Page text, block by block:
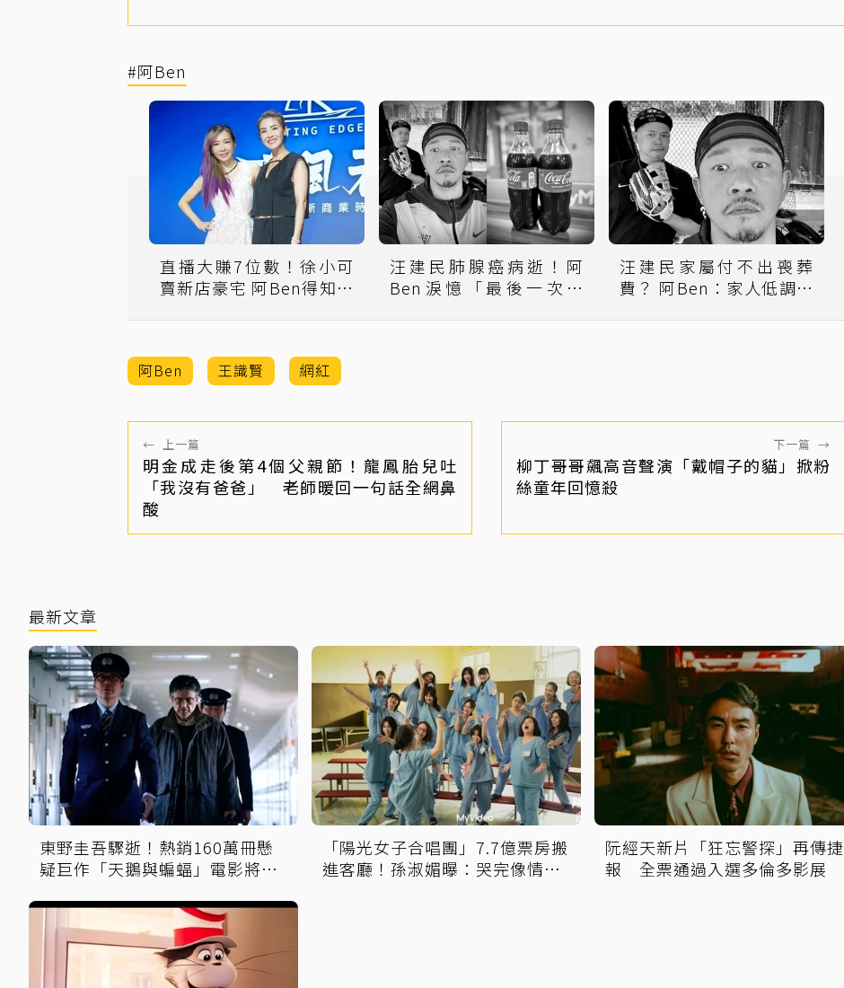
#阿Ben
直播大賺7位數！徐小可
賣新店豪宅 阿Ben得知售
汪建民肺腺癌病逝！阿
Ben淚憶「最後一次探
汪建民家屬付不出喪葬
費？ 阿Ben：家人低調別
阿Ben 王識賢 網紅
← 上一篇
明金成走後第4個父親節！龍鳳胎兒吐
「我沒有爸爸」 老師暖回一句話全網鼻
酸
下一篇 →
柳丁哥哥飆高音聲演「戴帽子的貓」掀粉
絲童年回憶殺
最新文章
東野圭吾驟逝！熱銷160萬冊懸
疑巨作「天鵝與蝙蝠」電影將登
「陽光女子合唱團」7.7億票房搬
進客廳！孫淑媚曝：哭完像情緒
阮經天新片「狂忘警探」再傳捷
報 全票通過入選多倫多影展